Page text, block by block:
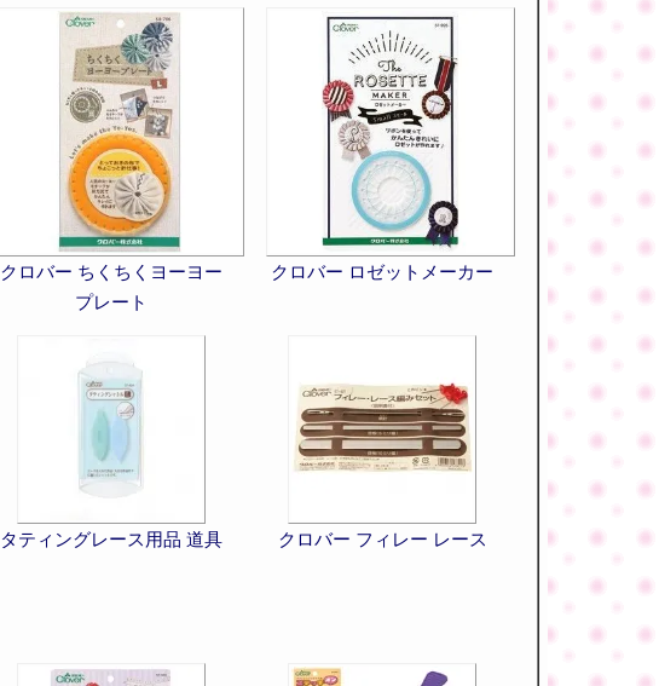
クロバー ちくちくヨーヨー
プレート
クロバー ロゼットメーカー
タティングレース用品 道具 クロバー フィレー レース